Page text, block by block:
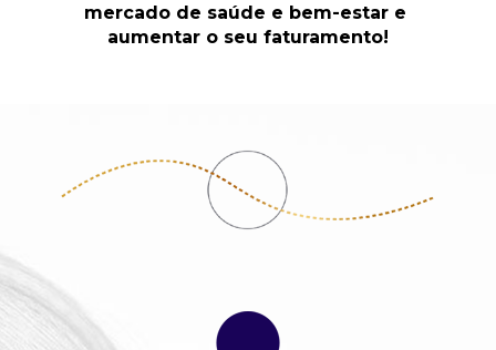
mercado de saúde e bem-estar e
aumentar o seu faturamento!